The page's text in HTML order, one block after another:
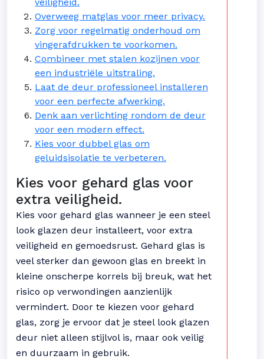
Overweeg matglas voor meer privacy.
Zorg voor regelmatig onderhoud om
vingerafdrukken te voorkomen.
Combineer met stalen kozijnen voor
een industriële uitstraling.
Laat de deur professioneel installeren
voor een perfecte afwerking.
Denk aan verlichting rondom de deur
voor een modern effect.
Kies voor dubbel glas om
geluidsisolatie te verbeteren.
Kies voor gehard glas voor
extra veiligheid.
Kies voor gehard glas wanneer je een steel
look glazen deur installeert, voor extra
veiligheid en gemoedsrust. Gehard glas is
veel sterker dan gewoon glas en breekt in
kleine onscherpe korrels bij breuk, wat het
risico op verwondingen aanzienlijk
vermindert. Door te kiezen voor gehard
glas, zorg je ervoor dat je steel look glazen
deur niet alleen stijlvol is, maar ook veilig
en duurzaam in gebruik.